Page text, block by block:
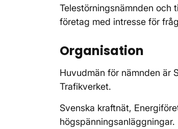
Telestörningsnämnden och
företag med intresse för
Organisation
Huvudmän för nämnden är
Trafikverket.
Svenska kraftnät,
högspänningsanläggningar.